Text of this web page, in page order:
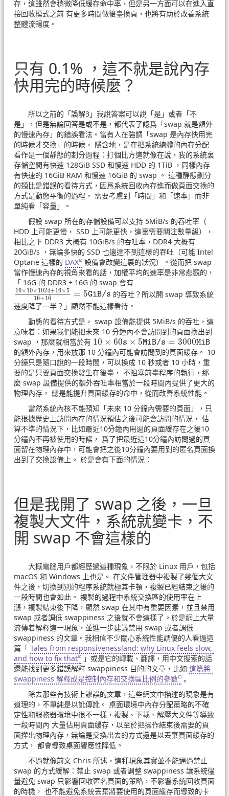
存，這雖然會稍微降低緩存命中率，但是另一方面可以在進入直
接回收模式之前 有更多時間做後臺換頁，也將有助於改善系統
整體流暢度。
只有 0.1% ，這不就是說內存
快用完的時候麼？
所以之前的「誤解3」我說答案可以說「是」或者「不
是」，但是無論回答是或不是，都代表了認爲「swap 就是額外
的慢速內存」的錯誤看法。當有人在強調「swap 是內存快用完
的時候才交換」的時候， 隱含地，是在把系統總體的內存分配
看作是一個靜態的劃分過程：打個比方這就像在說，我的系統裏
存儲空間有快速 128GiB SSD 和慢速 HDD 的 1TiB ，同樣內存
有快速的 16GiB RAM 和慢速 16GiB 的 swap 。 這種靜態劃分
的類比是錯誤的看待方式，因爲系統回收內存進而做頁面交換的
方式是動態平衡的過程， 需要考慮到「時間」和「速率」而非
單純看「容量」。
假設 swap 所在的存儲設備可以支持 5MiB/s 的吞吐率（
HDD 上可能更慢， SSD 上可能更快，這裏需要關注數量級），
相比之下 DDR3 大概有 10GiB/s 的吞吐率，DDR4 大概有
20GiB/s ，無論多快的 SSD 也遠達不到這樣的吞吐（可能 Intel
Optane 這樣的 DAX 設備會改變這裏的狀況）。從而把 swap
當作慢速內存的視角來看的話，加權平均的速率是非常悲觀的，
「 16G 的 DDR3 + 16G 的 swap 會有
16× 10× 1024+16×5
16+16 = 5GiB/s
16×10×1024+16× 516 +16=5GiB/s的吞吐？所以開 swap 導致系統
速度降了一半？」顯然不能這樣看待。
動態的看待方式是， swap 設備能提供 5MiB/s 的吞吐，這
意味着：如果我們能把未來 10 分鐘內不會訪問到的頁面換出到
swap ，那麼就相當於有 10 × 60s × 5MiB/s = 3000MiB
10× 60 s×5MiB/s=3000 MiB
的額外內存，用來放那 10 分鐘內可能會訪問到的頁面緩存。 10
分鐘只是隨口說的一段時間，可以換成 10 秒或者 10 小時，重
要的是只要頁面交換發生在後臺， 不阻塞前臺程序的執行，那
麼 swap 設備提供的額外吞吐率相當於一段時間內提供了更大的
物理內存， 總是能提升頁面緩存的命中，從而改善系統性能。
當然系統內核不能預知「未來 10 分鐘內需要的頁面」，只
能根據歷史上訪問內存的情況預估之後可能會訪問的情況， 估
算不準的情況下，比如最近10分鐘內用過的頁面緩存在之後10
分鐘內不再被使用的時候， 爲了把最近這10分鐘內訪問過的頁
面留在物理內存中，可能會把之後10分鐘內要用到的匿名頁面換
出到了交換設備上。 於是會有下面的情況：
但是我開了 swap 之後，一旦
複製大文件，系統就變卡，不
開 swap 不會這樣的
大概電腦用戶都經歷過這種現象，不限於 Linux 用戶，包括
macOS 和 Windows 上也是。 在文件管理器中複製了幾個大文
件之後，切換到別的程序系統就極其卡頓，複製已經結束之後的
一段時間也會如此。 複製的過程中系統交換區的使用率在上
漲，複製結束後下降，顯然 swap 在其中有重要因素，並且禁用
swap 或者調低 swappiness 之後就不會這樣了。於是網上大量
流傳着解釋這一現象，並進一步建議禁用 swap 或者調低
swappiness 的文章。我相信不少關心系統性能調優的人看過這
篇「 Tales from responsivenessland: why Linux feels slow,
and how to fix that
」或是它的轉載、翻譯，用中文搜索的話
還能找到更多錯誤解釋 swappiness 目的的文章，比如 這篇將
swappiness 解釋成是控制內存和交換區比例的參數 。
除去那些有技術上謬誤的文章，這些網文中描述的現象是有
道理的，不單純是以訛傳訛。 桌面環境中內存分配策略的不確
定性和服務器環境中很不一樣，複製、下載、解壓大文件等導致
一段時間內 大量佔用頁面緩存，以至於把操作結束後需要的頁
面攆出物理內存，無論是交換出去的方式還是以丟棄頁面緩存的
方式， 都會導致桌面響應性降低。
不過就像前文 Chris 所述，這種現象其實並不能通過禁止
swap 的方式緩解：禁止 swap 或者調整 swappiness 讓系統儘
量避免 swap 只影響回收匿名頁面的策略，不影響系統回收頁面
的時機， 也不能避免系統丟棄將要使用的頁面緩存而導致的卡